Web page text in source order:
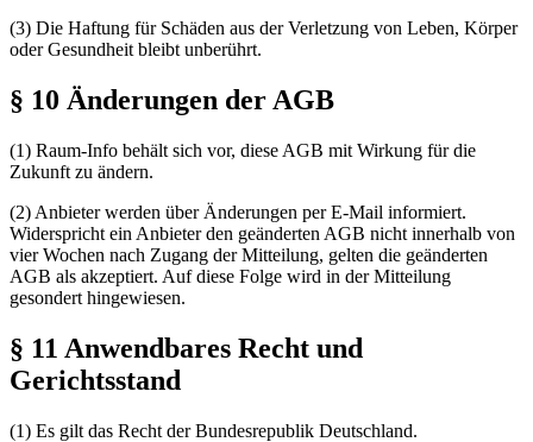
(3) Die Haftung für Schäden aus der Verletzung von Leben, Körper
oder Gesundheit bleibt unberührt.
§ 10 Änderungen der AGB
(1) Raum-Info behält sich vor, diese AGB mit Wirkung für die
Zukunft zu ändern.
(2) Anbieter werden über Änderungen per E-Mail informiert.
Widerspricht ein Anbieter den geänderten AGB nicht innerhalb von
vier Wochen nach Zugang der Mitteilung, gelten die geänderten
AGB als akzeptiert. Auf diese Folge wird in der Mitteilung
gesondert hingewiesen.
§ 11 Anwendbares Recht und
Gerichtsstand
(1) Es gilt das Recht der Bundesrepublik Deutschland.